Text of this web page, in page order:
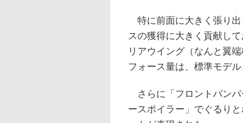
特に前面に大きく張り出
スの獲得に大きく貢献し
リアウイング（なんと翼
フォース量は、標準モデ
さらに「フロントバンパ
ースポイラー」でぐるり